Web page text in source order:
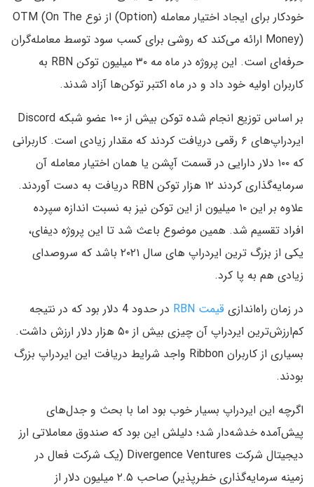
خودکار برای ایجاد اختیار معامله (Option) از نوع OTM (On The
Money) ارائه می‌کند که روشی برای کسب سود توسط معامله‌گران
حرفه‌ای است. این پروژه در ماه مه ۳۰ میلیون توکن RBN به
کاربران اولیه خود داد و در ماه اکتبر توکن‌ها آزاد شدند.
بر اساس توزیع انجام شده توکن بیش از ۱۰۰ عضو شبکه Discord
ایردراپ‌های ۶ رقمی دریافت کردند که مقدار زیادی است. کاربرانی
که ۱۰۰ دلار دارایی در قسمت آپشن یا همان اختیار معامله آن
سرمایه‌گذاری کردند ۱۲ هزار توکن RBN دریافت به دست آوردند.
علاوه بر این ۱۰ میلیون از این توکن نیز به نسبت اندازه سپرده
افراد تقسیم شد. همین موضوع باعث شد تا این پروژه دیفای،
یکی از بزرگ ترین ایردراپ های سال ۲۰۲۱ باشد که سروصدای
زیادی هم به پا کرد.
در زمان راه‌اندازی قیمت RBN
در حدود 4 دلار بود که در نتیجه
کم‌ارزش‌ترین ایردراپ آن چیزی بیش از ۵۰ هزار دلار ارزش داشت.
بسیاری از کاربران Ribbon واجد شرایط دریافت این ایردراپ بزرگ
بودند.
اگرچه این ایردراپ بسیار خوب بود اما با بحث و جدل‌های
پیش‌آمده خدشه‌دار شد؛ دلیلش این بود که صندوق معاملاتی ارز
دیجیتال شرکت Divergence Ventures (یک شرکت فعال در
زمینه سرمایه‌گذاری خطرپذیر) صاحب ۲.۵ میلیون دلار از